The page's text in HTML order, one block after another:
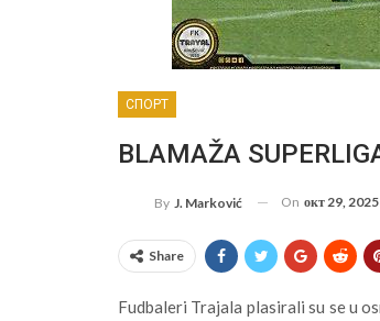
СПОРТ
BLAMAŽA
By J. Marković On окт 29, 2025
Share
Fudbaleri Trajala plasirali su se u